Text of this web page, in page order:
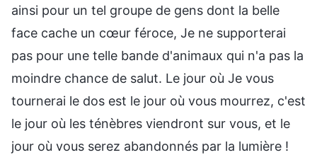
ainsi pour un tel groupe de gens dont la belle
face cache un cœur féroce, Je ne supporterai
pas pour une telle bande d'animaux qui n'a pas la
moindre chance de salut. Le jour où Je vous
tournerai le dos est le jour où vous mourrez, c'est
le jour où les ténèbres viendront sur vous, et le
jour où vous serez abandonnés par la lumière !